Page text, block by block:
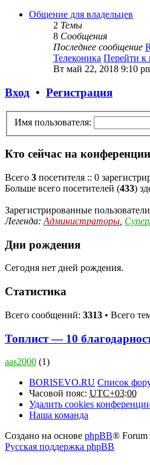
Общение для владельцев
2 Темы
8 Сообщения
Последнее сообщение
Телеконика Перейти к
Вт май 22, 2018 9:10
Вход • Регистрация
Имя пользователя:
Кто сейчас на конференции
Всего 3 посетителя :: 0
Больше всего посетителей (433)
Зарегистрированные
Легенда: Администраторы
Дни рождения
Сегодня нет дней рождения.
Статистика
Всего сообщений: 3313 • Всего
Топлист — 10
aas2000 (1)
BORISEVO.RU Список
Часовой пояс: UTC+03:00
Удалить cookies
Наша команда
Создано на основе phpBB® Forum
Русская поддержка phpBB